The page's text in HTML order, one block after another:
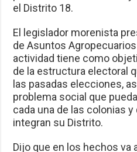
el Distrito 18.
El legislador morenista
de Asuntos
actividad tiene como
de la estructura electoral
las pasadas elecciones,
problema social que
cada una de las colonias
integran su Distrito.
Dijo que en los hechos va